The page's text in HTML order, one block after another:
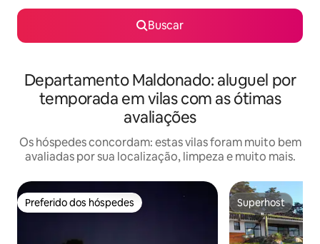
Buscar
Departamento Maldonado: aluguel por
temporada em vilas com as ótimas
avaliações
Os hóspedes concordam: estas vilas foram muito bem
avaliadas por sua localização, limpeza e muito mais.
Preferido dos hóspedes
Preferido dos hóspedes Superhost
Superhost